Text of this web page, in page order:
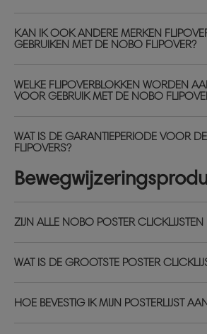
KAN IK OOK ANDERE MERKEN
GEBRUIKEN MET DE NOBO FLIPOVER?
WELKE FLIPOVERBLOKKEN WORDEN
VOOR GEBRUIK MET DE NOBO
WAT IS DE GARANTIEPERIODE VOOR
FLIPOVERS?
ZIJN ALLE NOBO POSTER CLICKLIJSTEN
WAT IS DE GROOTSTE POSTER
HOE BEVESTIG IK MIJN POSTERLIJST